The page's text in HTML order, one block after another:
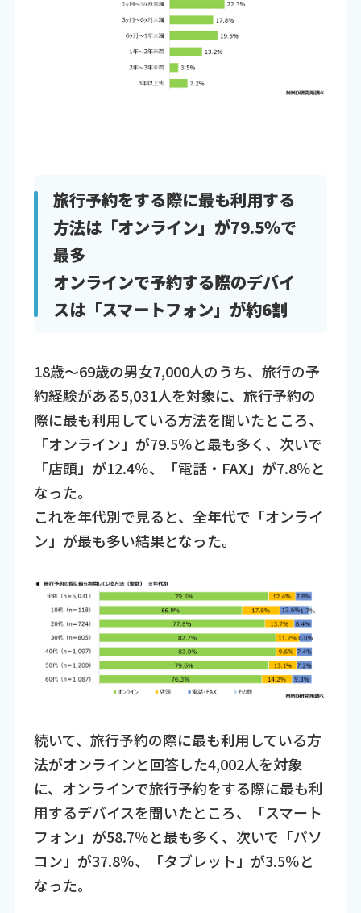
旅行予約をする際に最も利用する
方法は「オンライン」が79.5％で
最多
オンラインで予約する際のデバイ
スは「スマートフォン」が約6割
18歳～69歳の男女7,000人のうち、旅行の予
約経験がある5,031人を対象に、旅行予約の
際に最も利用している方法を聞いたところ、
「オンライン」が79.5％と最も多く、次いで
「店頭」が12.4％、「電話・FAX」が7.8％と
なった。
これを年代別で見ると、全年代で「オンライ
ン」が最も多い結果となった。
続いて、旅行予約の際に最も利用している方
法がオンラインと回答した4,002人を対象
に、オンラインで旅行予約をする際に最も利
用するデバイスを聞いたところ、「スマート
フォン」が58.7％と最も多く、次いで「パソ
コン」が37.8％、「タブレット」が3.5％と
なった。